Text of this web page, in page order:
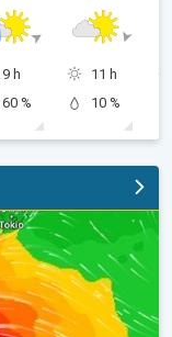
9 h
60 %
11 h
10 %
Obavy ze sesuvů